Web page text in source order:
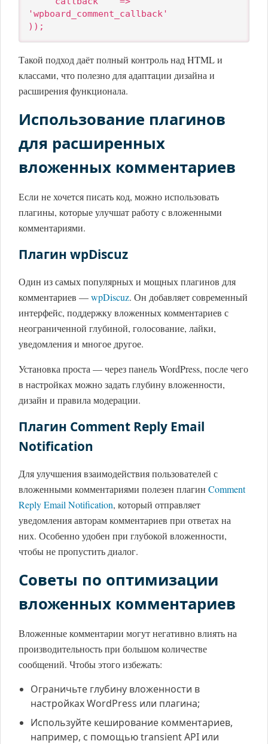
'wpboard_comment_callback'
));
Такой подход даёт полный контроль над HTML и
классами, что полезно для адаптации дизайна и
расширения функционала.
Использование плагинов
для расширенных
вложенных комментариев
Если не хочется писать код, можно использовать
плагины, которые улучшат работу с вложенными
комментариями.
Плагин wpDiscuz
Один из самых популярных и мощных плагинов для
комментариев —wpDiscuz. Он добавляет современный
интерфейс, поддержку вложенных комментариев с
неограниченной глубиной, голосование, лайки,
уведомления и многое другое.
Установка проста — через панель WordPress, после чего
в настройках можно задать глубину вложенности,
дизайн и правила модерации.
Плагин Comment Reply Email
Notification
Для улучшения взаимодействия пользователей с
вложенными комментариями полезен плагин Comment
Reply Email Notification, который отправляет
уведомления авторам комментариев при ответах на
них. Особенно удобен при глубокой вложенности,
чтобы не пропустить диалог.
Советы по оптимизации
вложенных комментариев
Вложенные комментарии могут негативно влиять на
производительность при большом количестве
сообщений. Чтобы этого избежать:
Ограничьте глубину вложенности в
настройках WordPress или плагина;
Используйте кеширование комментариев,
например, с помощью transient API или